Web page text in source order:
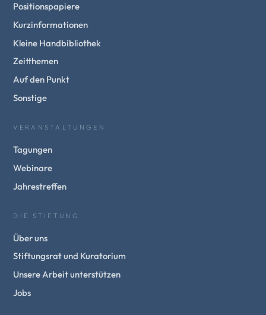
Positionspapiere
Kurzinformationen
Kleine Handbibliothek
Zeitthemen
Auf den Punkt
Sonstige
VERANSTALTUNGEN
Tagungen
Webinare
Jahrestreffen
DIE STIFTUNG
Über uns
Stiftungsrat und Kuratorium
Unsere Arbeit unterstützen
Jobs